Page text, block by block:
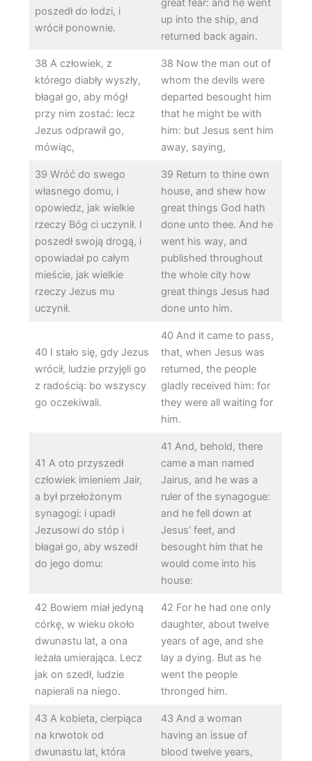
poszedł do łodzi, i
wrócił ponownie.
great fear: and he went
up into the ship, and
returned back again.
38 A człowiek, z
którego diabły wyszły,
błagał go, aby mógł
przy nim zostać: lecz
Jezus odprawił go,
mówiąc,
38 Now the man out of
whom the devils were
departed besought him
that he might be with
him: but Jesus sent him
away, saying,
39 Wróć do swego
własnego domu, i
opowiedz, jak wielkie
rzeczy Bóg ci uczynił. I
poszedł swoją drogą, i
opowiadał po całym
mieście, jak wielkie
rzeczy Jezus mu
uczynił.
39 Return to thine own
house, and shew how
great things God hath
done unto thee. And he
went his way, and
published throughout
the whole city how
great things Jesus had
done unto him.
40 I stało się, gdy Jezus
wrócił, ludzie przyjęli go
z radością: bo wszyscy
go oczekiwali.
40 And it came to pass,
that, when Jesus was
returned, the people
gladly received him: for
they were all waiting for
him.
41 A oto przyszedł
człowiek imieniem Jair,
a był przełożonym
synagogi: i upadł
Jezusowi do stóp i
błagał go, aby wszedł
do jego domu:
41 And, behold, there
came a man named
Jairus, and he was a
ruler of the synagogue:
and he fell down at
Jesus’ feet, and
besought him that he
would come into his
house:
42 Bowiem miał jedyną
córkę, w wieku około
dwunastu lat, a ona
leżała umierająca. Lecz
jak on szedł, ludzie
napierali na niego.
42 For he had one only
daughter, about twelve
years of age, and she
lay a dying. But as he
went the people
thronged him.
43 A kobieta, cierpiąca
na krwotok od
dwunastu lat, która
43 And a woman
having an issue of
blood twelve years,